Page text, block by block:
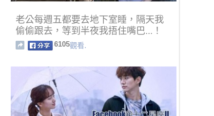
老公每週五都要去地下室睡，隔天我
偷偷跟去，等到半夜我捂住嘴巴...！
6105觀看.